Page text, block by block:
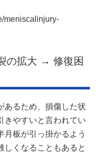
meniscalinjury-
の拡大 → 修復困
あるため、損傷した状
きやすいと言われてい
月板が引っ掛かるよう
しくなることもあると